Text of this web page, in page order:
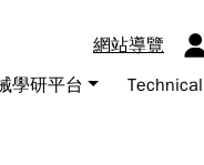
網站導覽
學研平台